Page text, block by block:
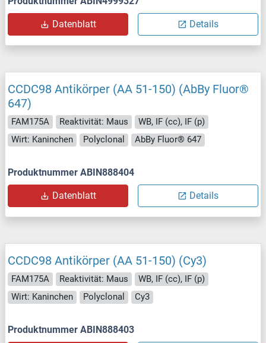
Datenblatt Details
CCDC98 Antikörper (AA 51-150) (AbBy Fluor®
647)
FAM175A Reaktivität: Maus
WB, IF (cc), IF (p)
Wirt: Kaninchen
Polyclonal AbBy Fluor® 647
Produktnummer ABIN888404
Datenblatt Details
CCDC98 Antikörper (AA 51-150) (Cy3)
FAM175A Reaktivität: Maus
WB, IF (cc), IF (p)
Wirt: Kaninchen
Polyclonal Cy3
Produktnummer ABIN888403